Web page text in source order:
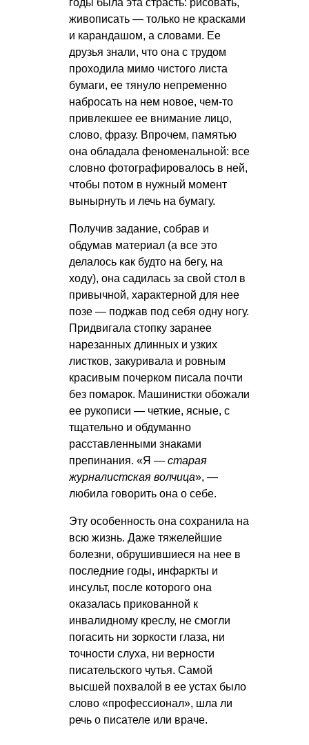
живописать — только не красками
и карандашом, а словами. Ее
друзья знали, что она с трудом
проходила мимо чистого листа
бумаги, ее тянуло непременно
набросать на нем новое, чем-то
привлекшее ее внимание лицо,
слово, фразу. Впрочем, памятью
она обладала феноменальной: все
словно фотографировалось в ней,
чтобы потом в нужный момент
вынырнуть и лечь на бумагу.
Получив задание, собрав и
обдумав материал (а все это
делалось как будто на бегу, на
ходу), она садилась за свой стол в
привычной, характерной для нее
позе — поджав под себя одну ногу.
Придвигала стопку заранее
нарезанных длинных и узких
листков, закуривала и ровным
красивым почерком писала почти
без помарок. Машинистки обожали
ее рукописи — четкие, ясные, с
тщательно и обдуманно
расставленными знаками
препинания. «Я — старая
журналистская волчица», —
любила говорить она о себе.
Эту особенность она сохранила на
всю жизнь. Даже тяжелейшие
болезни, обрушившиеся на нее в
последние годы, инфаркты и
инсульт, после которого она
оказалась прикованной к
инвалидному креслу, не смогли
погасить ни зоркости глаза, ни
точности слуха, ни верности
писательского чутья. Самой
высшей похвалой в ее устах было
слово «профессионал», шла ли
речь о писателе или враче.